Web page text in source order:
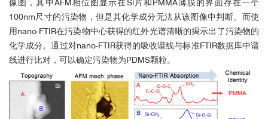
像图，其中AFM相位图显示在Si片和PMMA薄膜的界面存在一个
100nm尺寸的污染物，但是其化学成分无法从该图像中判断。而使
用nano-FTIR在污染物中心获得的红外光谱清晰的揭示出了污染物的
化学成分。通过对nano-FTIR获得的吸收谱线与标准FTIR数据库中谱
线进行比对，可以确定污染物为PDMS颗粒。